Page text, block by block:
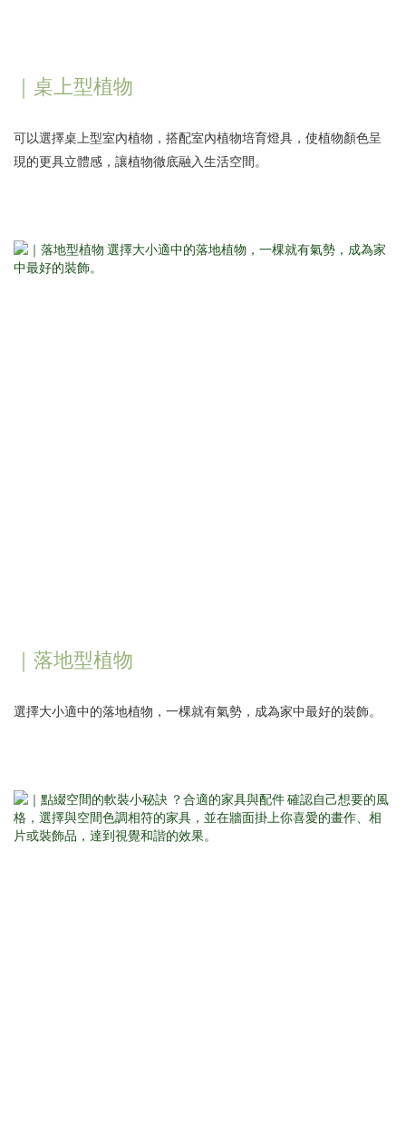
｜桌上型植物
可以選擇桌上型室內植物，搭配室內植物培育燈具，使植物顏色呈
現的更具立體感，讓植物徹底融入生活空間。
｜落地型植物
選擇大小適中的落地植物，一棵就有氣勢，成為家中最好的裝飾。